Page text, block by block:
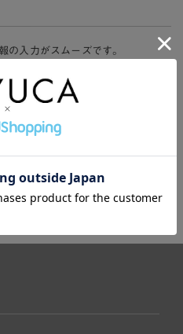
の入力がスムーズです。
す。